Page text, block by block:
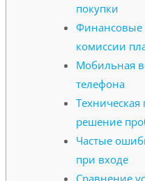
покупки
Финансовые
комиссии
Мобильная
телефона
решение
Частые
при входе
Сравнение